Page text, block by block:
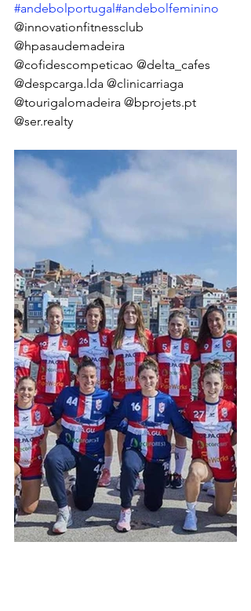
#andebolportugal#andebolfeminino
@innovationfitnessclub
@hpasaudemadeira
@cofidescompeticao @delta_cafes
@despcarga.lda @clinicarriaga
@tourigalomadeira @bprojets.pt
@ser.realty